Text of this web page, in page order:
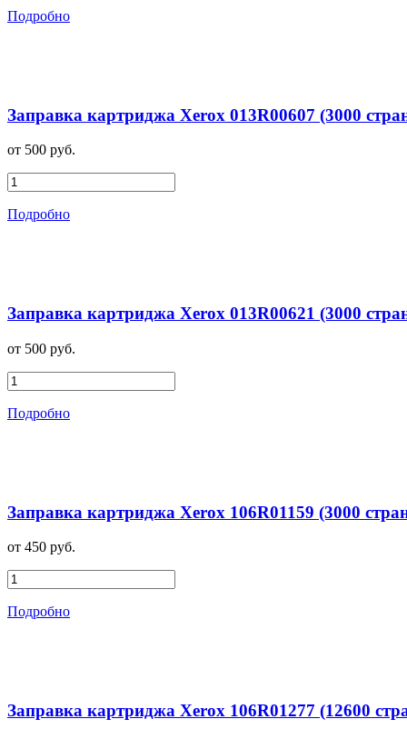
Подробно
Заправка картриджа Xerox 013R00607 (3000
от 500 руб.
Подробно
Заправка картриджа Xerox 013R00621 (3000
от 500 руб.
Подробно
Заправка картриджа Xerox 106R01159 (3000
от 450 руб.
Подробно
Заправка картриджа Xerox 106R01277 (12600